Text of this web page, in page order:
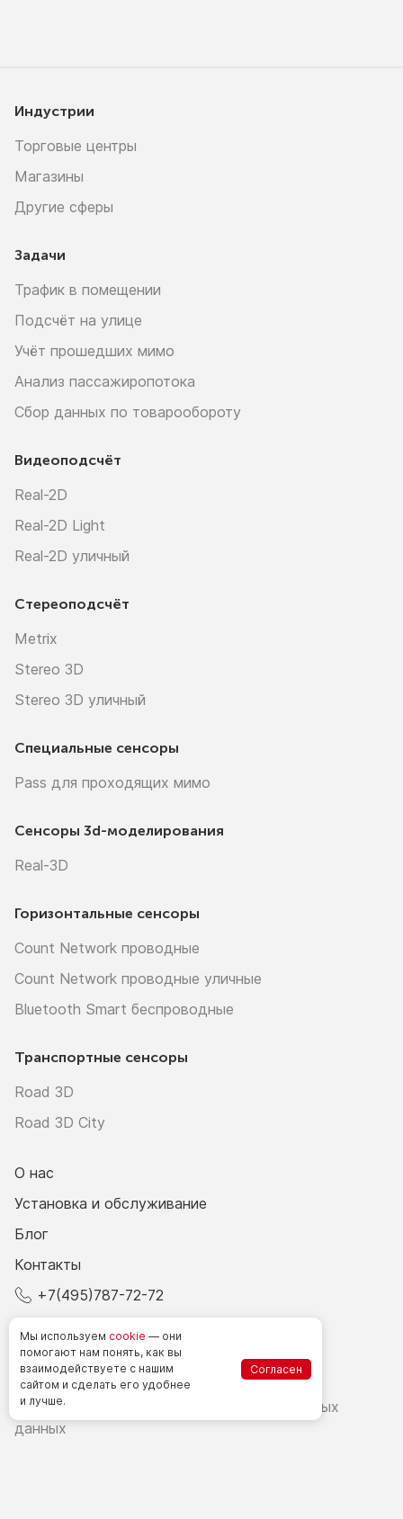
Индустрии
Торговые центры
Магазины
Другие сферы
Задачи
Трафик в помещении
Подсчёт на улице
Учёт прошедших мимо
Анализ пассажиропотока
Сбор данных по товарообороту
Видеоподсчёт
Real-2D
Real-2D Light
Real-2D уличный
Стереоподсчёт
Metrix
Stereo 3D
Stereo 3D уличный
Специальные сенсоры
Pass для проходящих мимо
Сенсоры 3d-моделирования
Real-3D
Горизонтальные сенсоры
Count Network проводные
Count Network проводные уличные
Bluetooth Smart беспроводные
Транспортные сенсоры
Road 3D
Road 3D City
О нас
Установка и обслуживание
Блог
Контакты
+7(495)787-72-72
Счетчики посетителей в РФ
Политика в области обработки персональных
данных
Мы используем cookie — они
помогают нам понять, как вы
взаимодействуете с нашим
сайтом и сделать его удобнее
и лучше.
Согласен